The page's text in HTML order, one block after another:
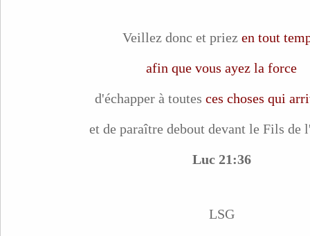
Veillez donc et priezen tout
afin que vous ayez la force
d'échapper à toutes ces choses qui
et de paraître debout devant le Fils de
Luc 21:36
LSG